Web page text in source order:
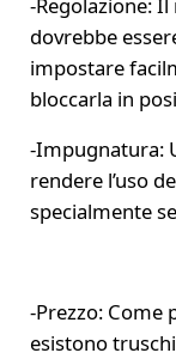
-Regolazione:
dovrebbe
impostare
bloccarla in
-Impugnatura:
rendere l’uso
specialmente
-Prezzo: Come
esistono